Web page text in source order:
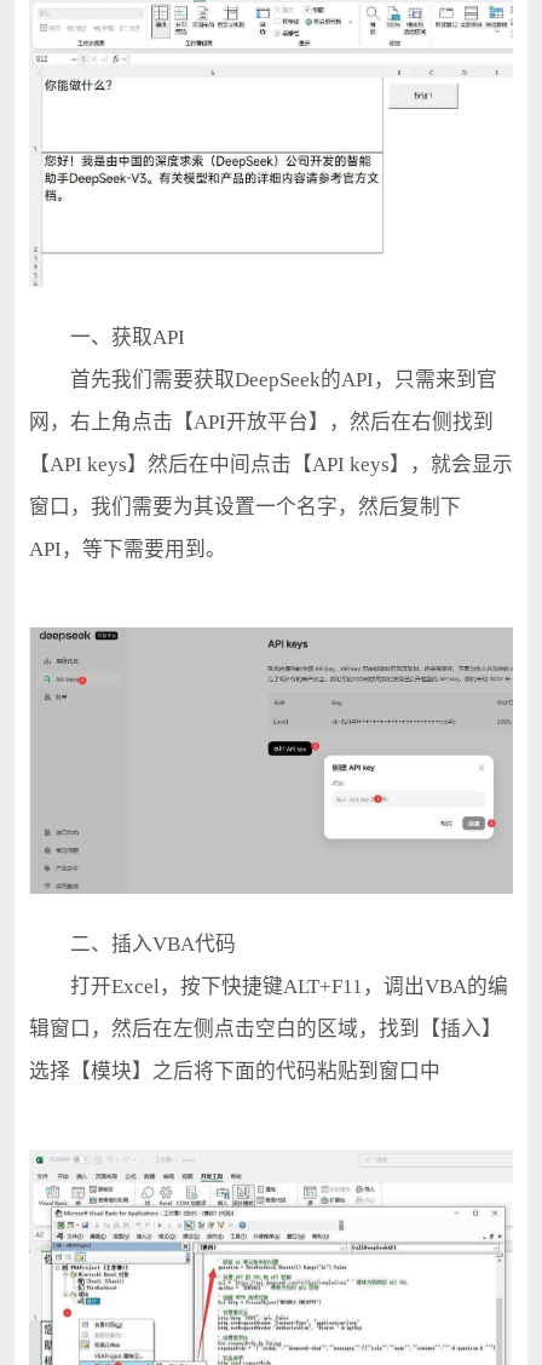
一、获取API
首先我们需要获取DeepSeek的API，只需来到官
网，右上角点击【API开放平台】，然后在右侧找到
【API keys】然后在中间点击【API keys】，就会显示
窗口，我们需要为其设置一个名字，然后复制下
API，等下需要用到。
二、插入VBA代码
打开Excel，按下快捷键ALT+F11，调出VBA的编
辑窗口，然后在左侧点击空白的区域，找到【插入】
选择【模块】之后将下面的代码粘贴到窗口中